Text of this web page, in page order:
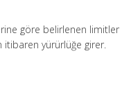
göre belirlenen limitler
yürürlüğe girer.